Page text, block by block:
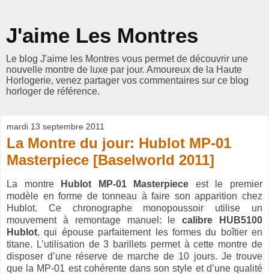
J'aime Les Montres
Le blog J'aime les Montres vous permet de découvrir une
nouvelle montre de luxe par jour. Amoureux de la Haute
Horlogerie, venez partager vos commentaires sur ce blog
horloger de référence.
mardi 13 septembre 2011
La Montre du jour: Hublot MP-01
Masterpiece [Baselworld 2011]
La montre Hublot MP-01 Masterpiece est le premier
modèle en forme de tonneau à faire son apparition chez
Hublot. Ce chronographe monopoussoir utilise un
mouvement à remontage manuel: lecalibre HUB5100
Hublot, qui épouse parfaitement les formes du boîtier en
titane. L’utilisation de 3 barillets permet à cette montre de
disposer d’une réserve de marche de 10 jours. Je trouve
que la MP-01 est cohérente dans son style et d’une qualité